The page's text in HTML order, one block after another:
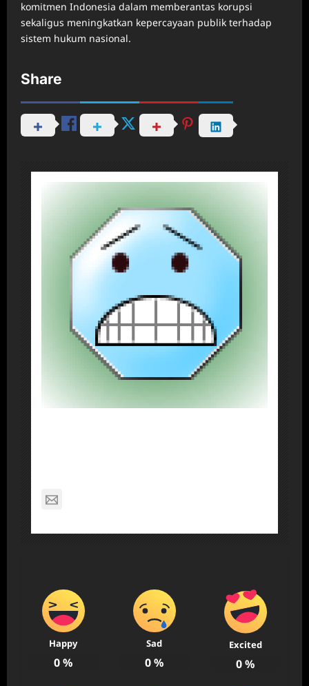
komitmen Indonesia dalam memberantas korupsi
sekaligus meningkatkan kepercayaan publik terhadap
sistem hukum nasional.
Share
Happy
0%
Sad
0%
Excited
0%